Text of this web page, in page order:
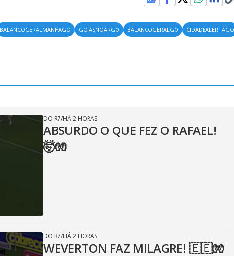
BALANCOGERALMANHAGO GOIASNOARGO BALANCOGERALGO
CIDADEALERTAGO
DO R7/HÁ 2 HORAS
ABSURDO O QUE FEZ O RAFAEL!
🤯🧤
DO R7/HÁ 2 HORAS
WEVERTON FAZ MILAGRE! 🇪🇪🧤